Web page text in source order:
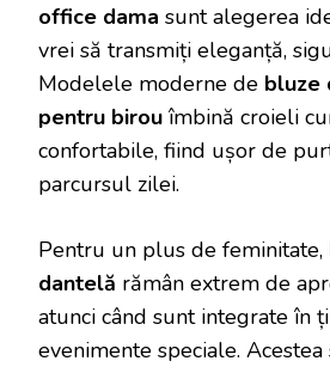
office dama sunt alegerea
vrei să transmiți eleganță,
Modelele moderne de bluze
pentru birou îmbină croieli
confortabile, fiind ușor de
parcursul zilei.
Pentru un plus de feminitate,
dantelă rămân extrem de
atunci când sunt integrate în
evenimente speciale. Acestea